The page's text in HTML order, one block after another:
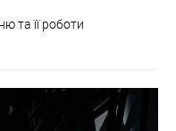
та її роботи